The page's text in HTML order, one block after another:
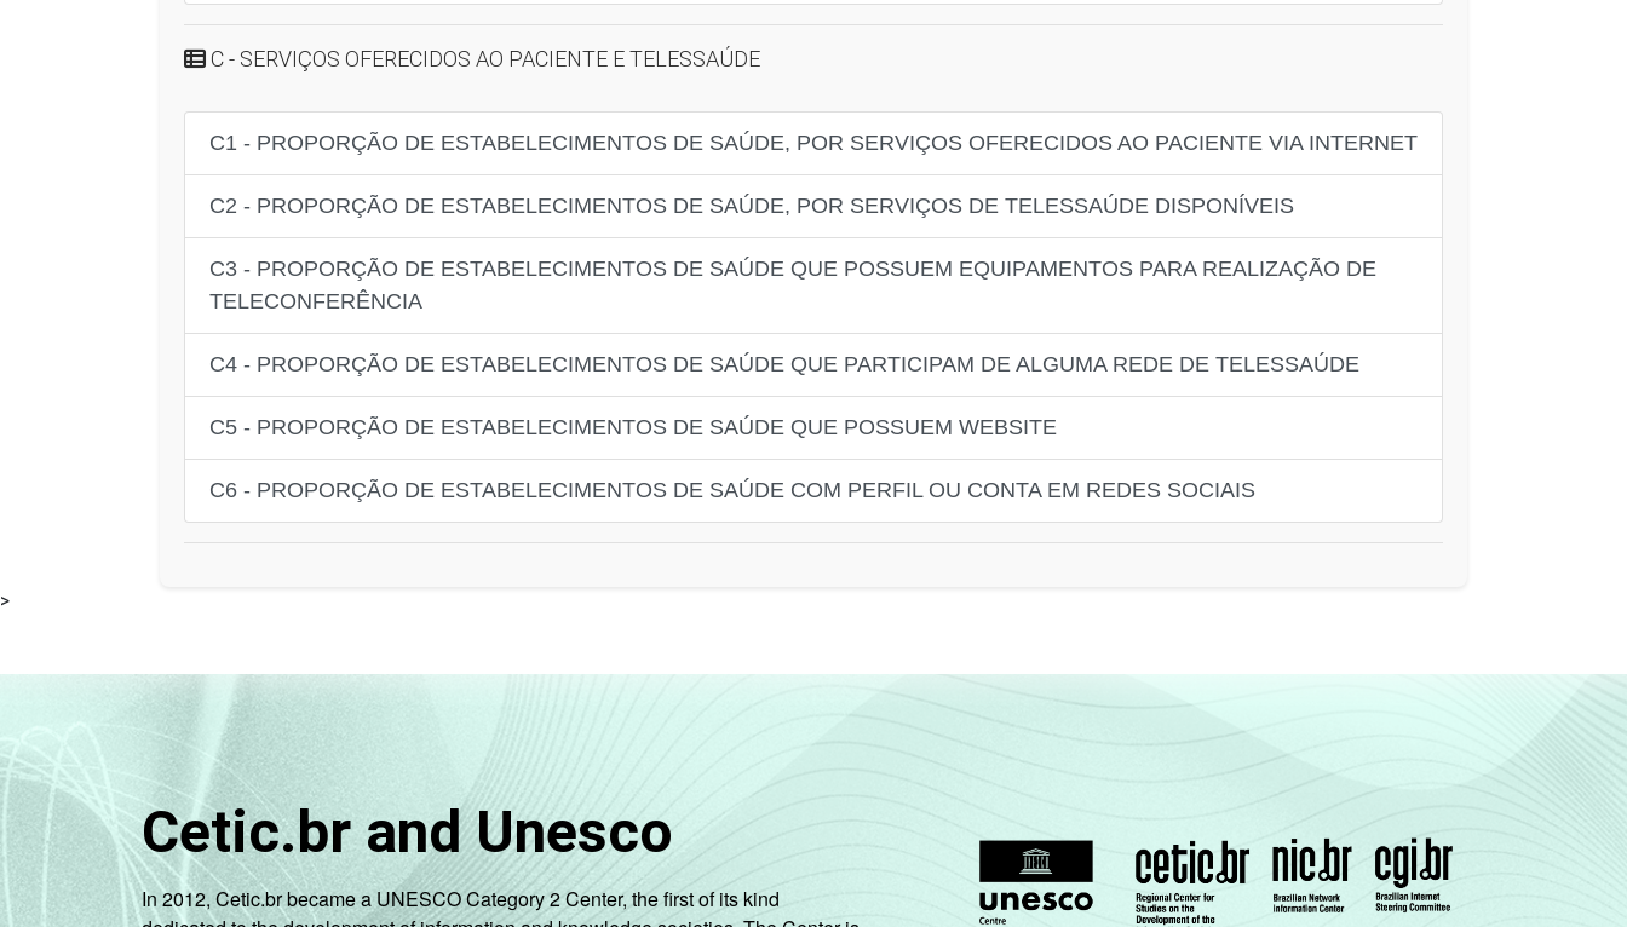
C - SERVIÇOS OFERECIDOS AO PACIENTE E TELESSAÚDE
C1 - PROPORÇÃO DE ESTABELECIMENTOS DE SAÚDE, POR SERVIÇOS OFERECIDOS AO PACIENTE VIA INTERNET
C2 - PROPORÇÃO DE ESTABELECIMENTOS DE SAÚDE, POR SERVIÇOS DE TELESSAÚDE DISPONÍVEIS
C3 - PROPORÇÃO DE ESTABELECIMENTOS DE SAÚDE QUE POSSUEM EQUIPAMENTOS PARA REALIZAÇÃO DE
TELECONFERÊNCIA
C4 - PROPORÇÃO DE ESTABELECIMENTOS DE SAÚDE QUE PARTICIPAM DE ALGUMA REDE DE TELESSAÚDE
C5 - PROPORÇÃO DE ESTABELECIMENTOS DE SAÚDE QUE POSSUEM WEBSITE
C6 - PROPORÇÃO DE ESTABELECIMENTOS DE SAÚDE COM PERFIL OU CONTA EM REDES SOCIAIS
>
Cetic.br and Unesco
In 2012, Cetic.br became a UNESCO Category 2 Center, the first of its kind